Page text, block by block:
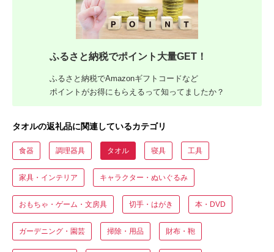
ふるさと納税でポイント大量GET！
ふるさと納税でAmazonギフトコードなど
ポイントがお得にもらえるって知ってましたか？
タオルの返礼品に関連しているカテゴリ
食器 調理器具 タオル 寝具 工具
家具・インテリア キャラクター・ぬいぐるみ
おもちゃ・ゲーム・文房具 切手・はがき 本・DVD
ガーデニング・園芸 掃除・用品 財布・鞄